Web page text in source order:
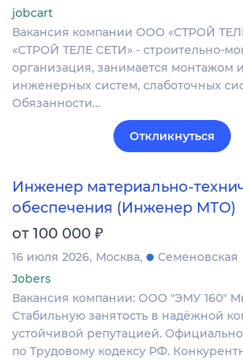
jobcart
Вакансия компании ООО «СТРОЙ
«СТРОЙ ТЕЛЕ СЕТИ» - строительно-
организация, занимается монтажом
инженерных систем, слаботочных
Обязанности…
Откликнуться
Инженер материально-
обеспечения (Инженер МТО)
от 100 000 ₽
16 июля 2026 Москва
Семеновская
Jobers
Вакансия компании: ООО "ЭМУ 160"
Стабильную занятость в надёжной
устойчивой репутацией.
по Трудовому кодексу РФ.